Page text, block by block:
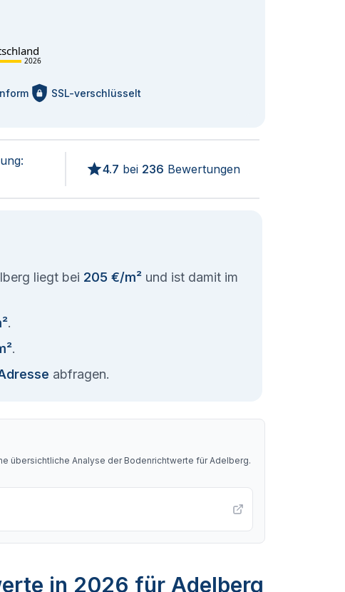
2026
SSL-verschlüsselt
4.7 bei 236 Bewertungen
liegt bei 205 €/m² und ist damit im
.
.
abfragen.
übersichtliche Analyse der Bodenrichtwerte fürAdelberg.
in 2026 für Adelberg